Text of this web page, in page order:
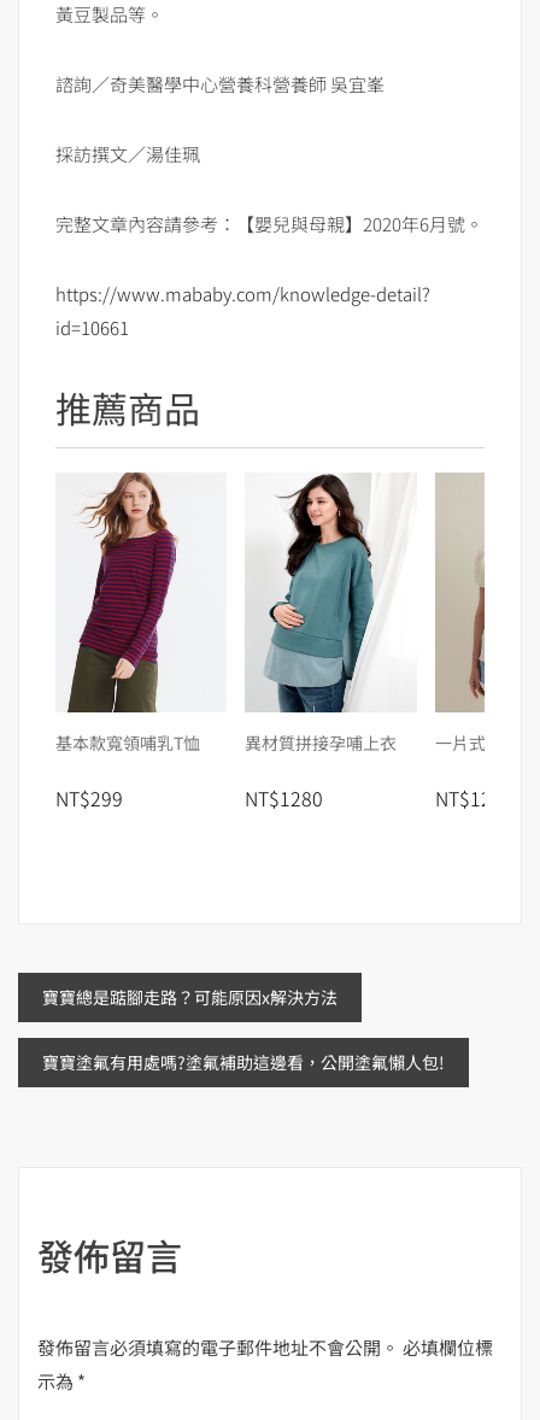
黃豆製品等。
諮詢／奇美醫學中心營養科營養師 吳宜峯
採訪撰文／湯佳珮
完整文章內容請參考：【嬰兒與母親】2020年6月號。
https://www.mababy.com/knowledge-detail?
id=10661
推薦商品
基本款寬領哺乳T恤
NT$299
異材質拼接孕哺上衣
NT$1280
一片式牛仔
NT$1280
文
章
寶寶總是踮腳走路？可能原因x解決方法
寶寶塗氟有用處嗎?塗氟補助這邊看，公開塗氟懶人包!
發佈留言
發佈留言必須填寫的電子郵件地址不會公開。 必填欄位標
示為 *